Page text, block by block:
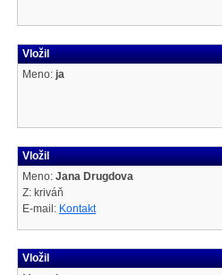
Vložil
Meno: ja
Vložil
Meno: Jana Drugdova
Z: kriváň
E-mail: Kontakt
Vložil